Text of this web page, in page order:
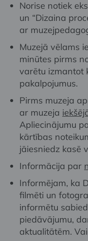
Norise notiek
un “Dizaina
ar
Muzejā vēlams
minūtes pirms
varētu izmantot
pakalpojumus.
Pirms muzeja
ar muzeja
Apliecinājumu
kārtības
jāiesniedz kasē
Informācija par
Informējam, ka
filmēti un
informētu
piedāvājumu,
aktualitātēm.